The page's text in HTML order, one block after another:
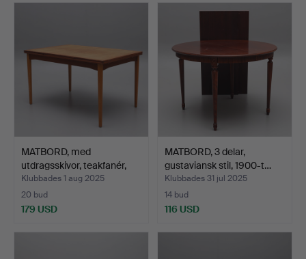
MATBORD, med
utdragsskivor, teakfanér,
190…
Klubbades 1 aug 2025
20 bud
179 USD
MATBORD, 3 delar,
gustaviansk stil, 1900-t…
Klubbades 31 jul 2025
14 bud
116 USD